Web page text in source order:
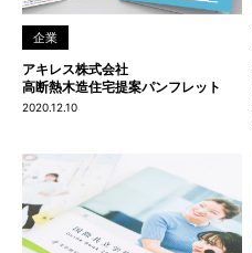
企業
アキレス株式会社
高断熱木造住宅提案パンフレット
2020.12.10